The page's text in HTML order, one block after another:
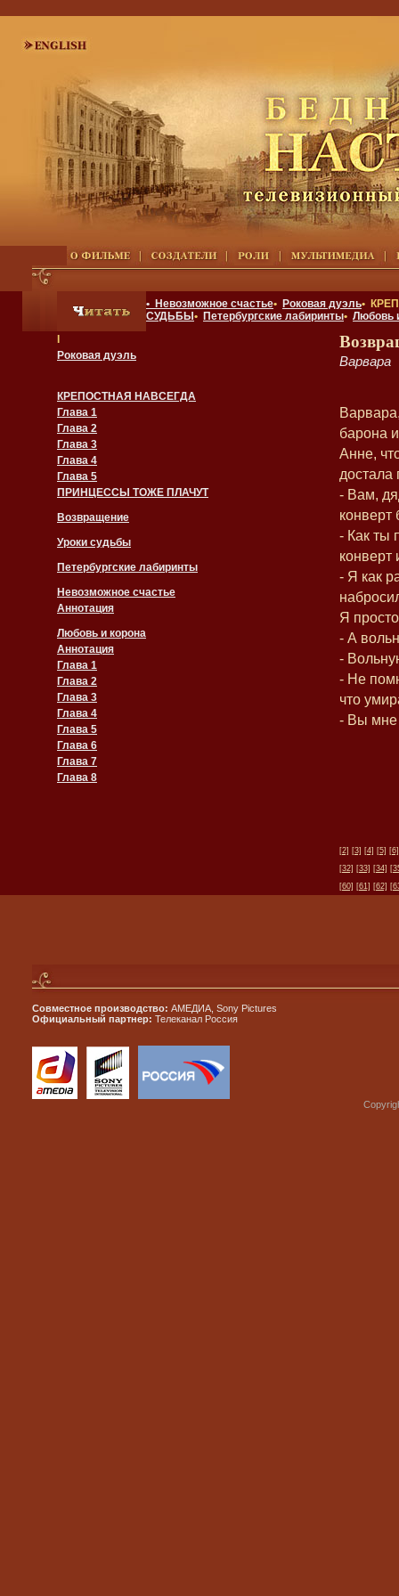
• Невозможное счастье• Роковая дуэль•
СУДЬБЫ • Петербургские лабиринты• Любовь
Роковая дуэль
КРЕПОСТНАЯ НАВСЕГДА
Глава 1
Глава 2
Глава 3
Глава 4
Глава 5
ПРИНЦЕССЫ ТОЖЕ ПЛАЧУТ
Возвращение
Уроки судьбы
Петербургские лабиринты
Невозможное счастье
Аннотация
Любовь и корона
Аннотация
Глава 1
Глава 2
Глава 3
Глава 4
Глава 5
Глава 6
Глава 7
Глава 8
Варвара
барона
Анне,
достала
- Вам,
конверт
- Как ты
конверт
- Я как
Я
- А
-
- Не
что
- Вы мне
[2] [3] [4] [5] [6]
[32] [33] [34]
[60] [61] [62]
Совместное производство: АМЕДИА, Sony Pictures
Официальный партнер: Телеканал Россия